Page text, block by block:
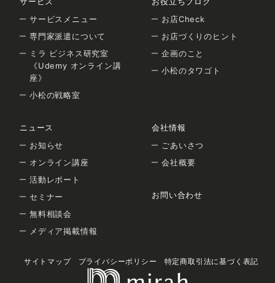
サービスメニュー
専門家派遣について
ミラ ビジネス研究室
《Udemy オンライン講
座》
小松の戦略室
お店Check
お店づくりのヒント
企画のこと
小松のタワゴト
ニュース
お知らせ
オンライン講座
活動レポート
セミナー
無料相談会
メディア掲載情報
会社情報
ごあいさつ
会社概要
お問い合わせ
サイトマップ プライバシーポリシー 特定商取引法に基づく表記